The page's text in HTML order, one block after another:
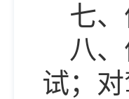
七
八
试；